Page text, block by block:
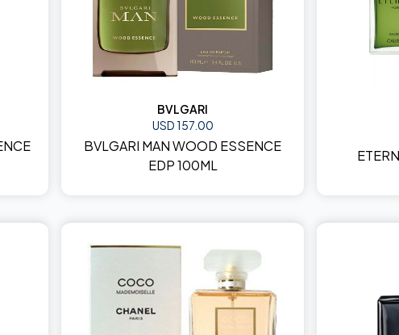
BVLGARI
USD 157.00
BVLGARI MAN WOOD ESSENCE
EDP 100ML